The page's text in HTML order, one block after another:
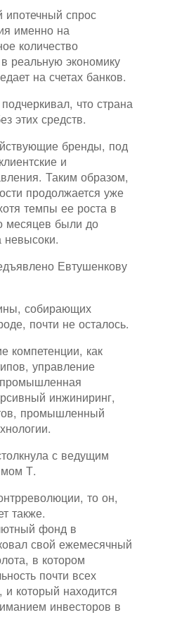
спрос
именно на
количество
реальную экономику
на счетах банков.
что страна
этих средств.
бренды, под
и
Таким образом,
продолжается уже
темпы ее роста в
месяцев были до
невысоки.
Евтушенкову
собирающих
почти не осталось.
компетенции, как
управление
инжиниринг,
промышленный
с ведущим
Т.
то он,
также.
фонд в
свой ежемесячный
в котором
почти всех
который находится
инвесторов в